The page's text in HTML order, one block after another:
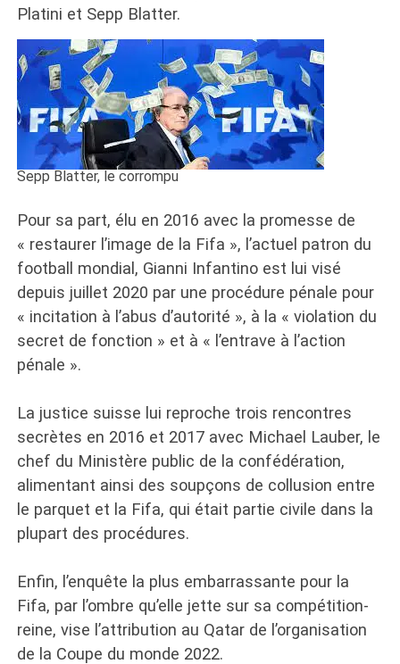
Platini et Sepp Blatter.
Sepp Blatter, le corrompu
Pour sa part, élu en 2016 avec la promesse de
« restaurer l’image de la Fifa », l’actuel patron du
football mondial, Gianni Infantino est lui visé
depuis juillet 2020 par une procédure pénale pour
« incitation à l’abus d’autorité », à la « violation du
secret de fonction » et à « l’entrave à l’action
pénale ».
La justice suisse lui reproche trois rencontres
secrètes en 2016 et 2017 avec Michael Lauber, le
chef du Ministère public de la confédération,
alimentant ainsi des soupçons de collusion entre
le parquet et la Fifa, qui était partie civile dans la
plupart des procédures.
Enfin, l’enquête la plus embarrassante pour la
Fifa, par l’ombre qu’elle jette sur sa compétition-
reine, vise l’attribution au Qatar de l’organisation
de la Coupe du monde 2022.